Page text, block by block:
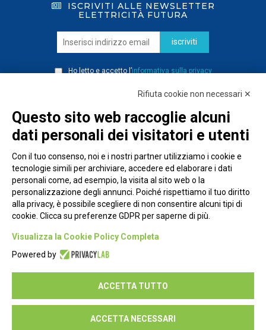
ISCRIVITI ALLE NEWSLETTER
ELETTRICITÀ FUTURA
iscriviti
Ho letto e accetto l’informativa sulla privacy
Piazza Alessandria, 24 - 00198 Roma
Privacy Policy
Seguici su:
Rifiuta cookie non necessari ✕
Questo sito web raccoglie alcuni
dati personali dei visitatori e utenti
Con il tuo consenso, noi e i nostri partner utilizziamo i cookie e
tecnologie simili per archiviare, accedere ed elaborare i dati
personali come, ad esempio, la visita al sito web o la
personalizzazione degli annunci. Poiché rispettiamo il tuo diritto
alla privacy, è possibile scegliere di non consentire alcuni tipi di
cookie. Clicca su preferenze GDPR per saperne di più.
Visualizza la Cookie Policy Completa
Powered by
ACCETTA TUTTO
ACCETTA NECESSARI